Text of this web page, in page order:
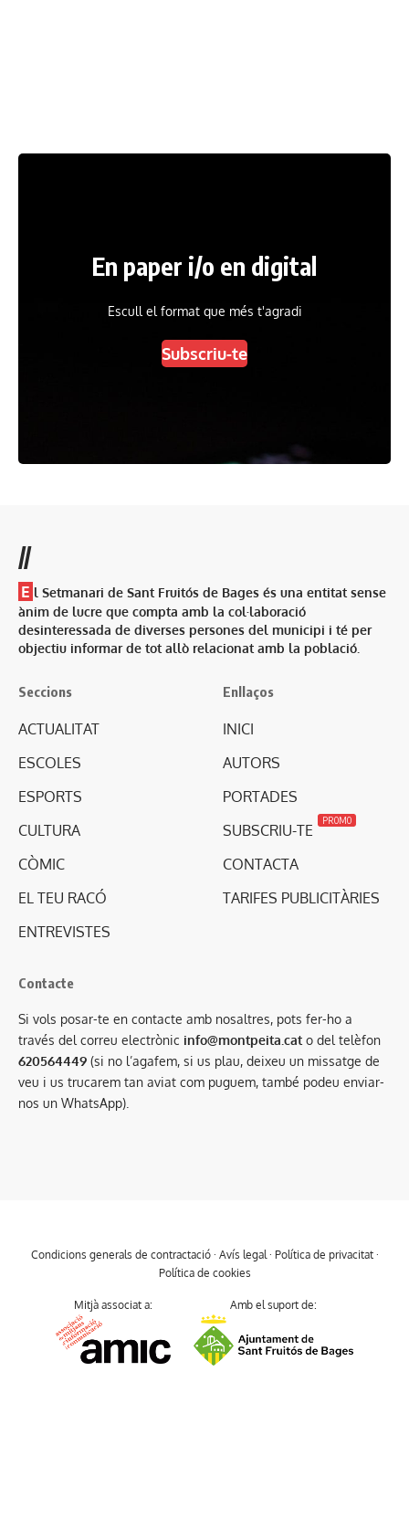
En paper i/o en digital
Escull el format que més t'agradi
Subscriu-te
//
E l Setmanari de Sant Fruitós de Bages és una entitat sense
ànim de lucre que compta amb la col·laboració
desinteressada de diverses persones del municipi i té per
objectiu informar de tot allò relacionat amb la població.
Seccions
ACTUALITAT
ESCOLES
ESPORTS
CULTURA
CÒMIC
EL TEU RACÓ
ENTREVISTES
Enllaços
INICI
AUTORS
PORTADES
SUBSCRIU-TE
PROMO
CONTACTA
TARIFES PUBLICITÀRIES
Contacte
Si vols posar-te en contacte amb nosaltres, pots fer-ho a
través del correu electrònic info@montpeita.cat o del telèfon
620564449 (si no l’agafem, si us plau, deixeu un missatge de
veu i us trucarem tan aviat com puguem, també podeu enviar-
nos un WhatsApp).
Condicions generals de contractació· Avís legal · Política de privacitat·
Política de cookies
Mitjà associat a: Amb el suport de: